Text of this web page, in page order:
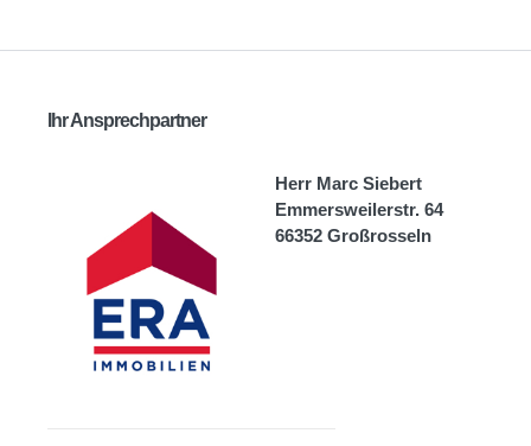
Ihr Ansprechpartner
Herr Marc Siebert
Emmersweilerstr. 64
66352 Großrosseln